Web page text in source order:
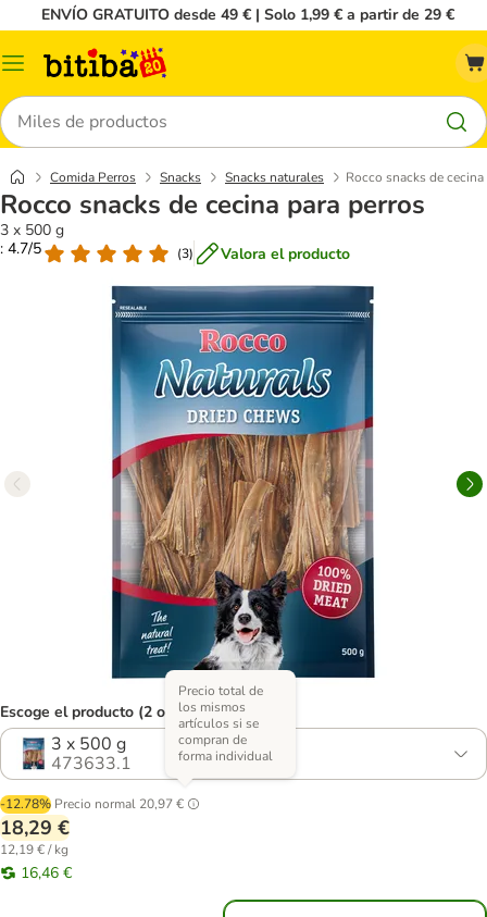
ENVÍO GRATUITO desde 49 € | Solo 1,99 € a partir de 29 €
Menú
Buscar
Comida Perros Snacks Snacks naturales Rocco snacks de
Rocco snacks de cecina para perros
3 x 500 g
: 4.7/5
(3) Valora el producto
Escoge el producto (2 opciones)
3 x 500 g
473633.1
-12.78% Precio normal 20,97 €
Precio total de
los mismos
artículos si se
compran de
forma individual
18,29 €
12,19 € / kg
16,46 €